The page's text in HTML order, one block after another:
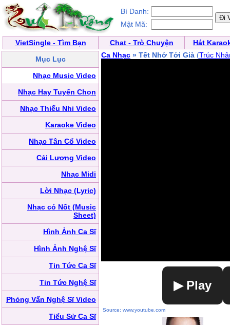
Bí Danh:
Mật Mã:
VietSingle - Tìm Bạn Chat - Trò Chuyện
Hát
Mục Lục
Nhạc Music Video
Nhạc Hay Tuyển Chọn
Nhạc Thiếu Nhi Video
Karaoke Video
Nhạc Tân Cổ Video
Cải Lương Video
Nhạc Midi
Lời Nhạc (Lyric)
Nhạc có Nốt (Music
Sheet)
Hình Ảnh Ca Sĩ
Hình Ảnh Nghệ Sĩ
Tin Tức Ca Sĩ
Tin Tức Nghệ Sĩ
Phỏng Vấn Nghệ Sĩ Video
Tiểu Sử Ca Sĩ
Ca Nhạc » Tết Nhớ Tới Già (Trúc
▶ Play
Source: www.youtube.com